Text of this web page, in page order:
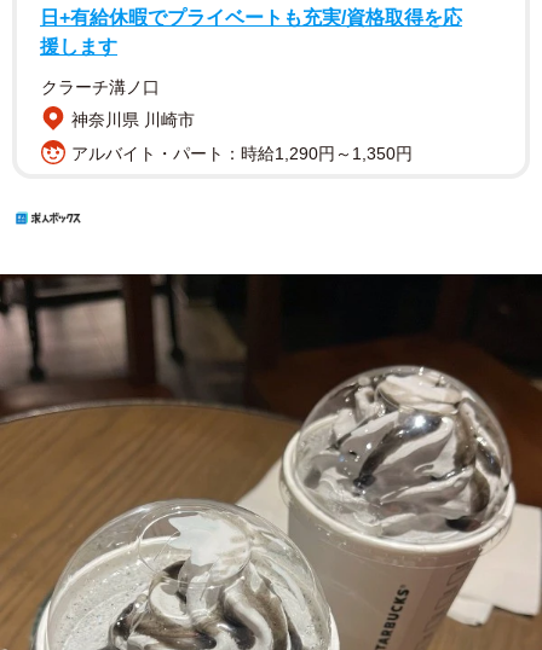
日+有給休暇でプライベートも充実/資格取得を応
援します
クラーチ溝ノ口
神奈川県 川崎市
アルバイト・パート：時給1,290円～1,350円